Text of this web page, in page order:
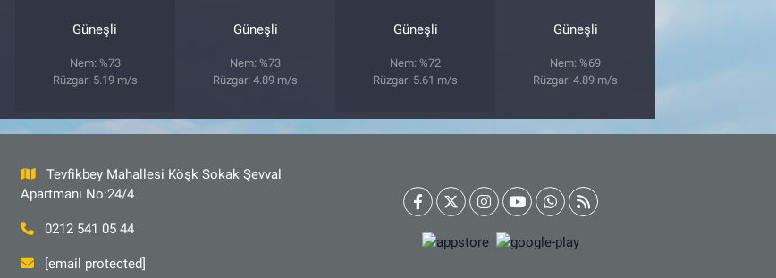
Güneşli
Nem: %73
Rüzgar: 5.19 m/s
Güneşli
Nem: %73
Rüzgar: 4.89 m/s
Güneşli
Nem: %72
Rüzgar: 5.61 m/s
Güneşli
Nem: %69
Rüzgar: 4.89 m/s
Tevfikbey Mahallesi Köşk Sokak Şevval
Apartmanı No:24/4
0212 541 05 44
[email protected]